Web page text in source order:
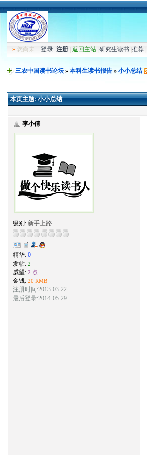
» 您尚未登录 注册 |返回主站 |研究生读书 |推荐
三农中国读书论坛»本科生读书报告 »小小总结
本页主题:小小总结
李小倩
级别: 新手上路
精华:0
发帖:2
威望:2 点
金钱:20 RMB
注册时间:2013-03-22
最后登录:2014-05-29